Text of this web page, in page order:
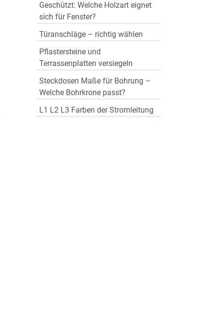
Geschützt: Welche Holzart eignet
sich für Fenster?
Türanschläge – richtig wählen
Pflastersteine und
Terrassenplatten versiegeln
Steckdosen Maße für Bohrung –
Welche Bohrkrone passt?
L1 L2 L3 Farben der Stromleitung